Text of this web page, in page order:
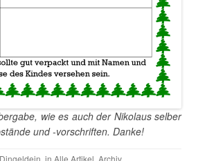
wie es auch der Nikolaus selber
und -vorschriften. Danke!
, in Alle Artikel, Archiv.